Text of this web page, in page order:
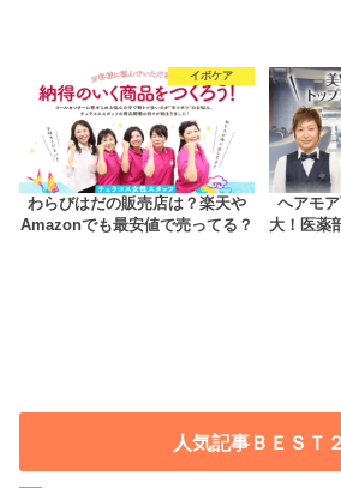
イボケア
わらびはだの販売店は？楽天や
Amazonでも最安値で売ってる？
ヘアモ
大！医薬
人気記事ＢＥＳＴ